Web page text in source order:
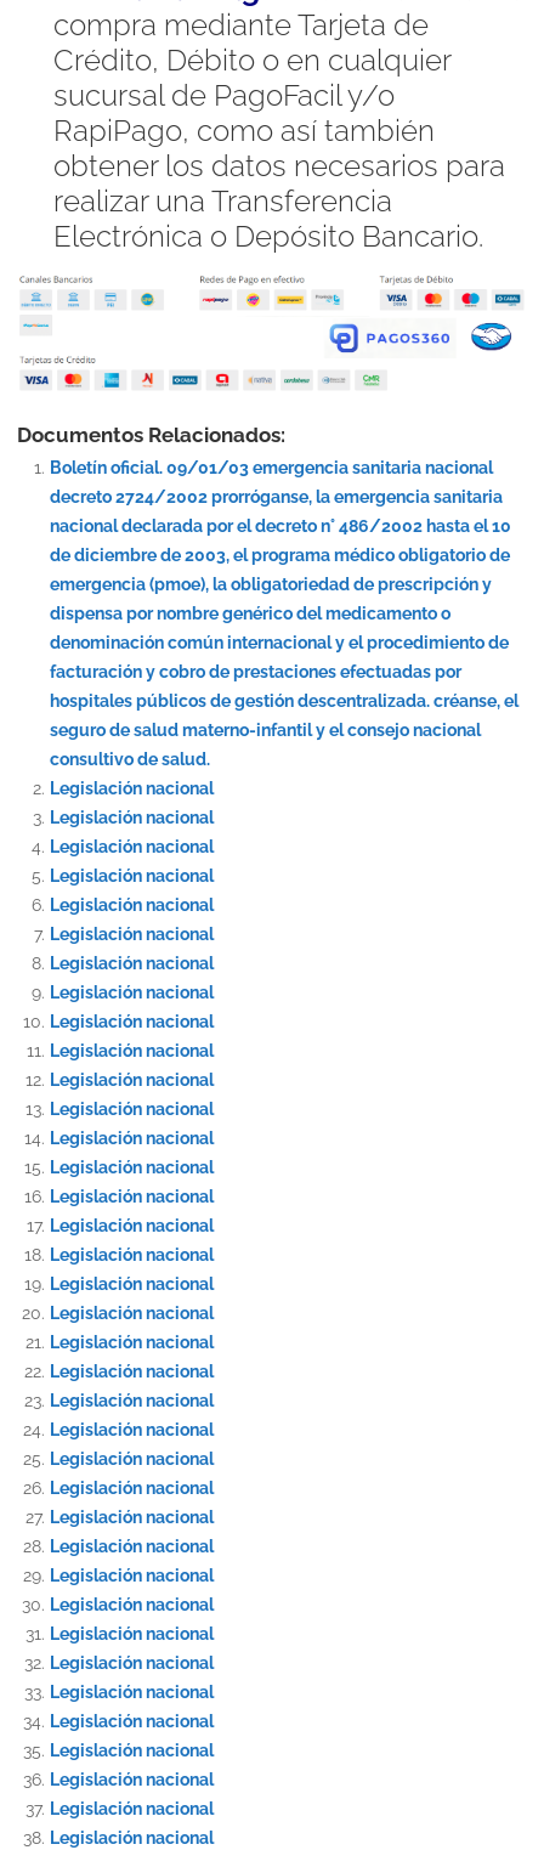
compra mediante Tarjeta de
Crédito, Débito o en cualquier
sucursal de PagoFacil y/o
RapiPago, como así también
obtener los datos necesarios para
realizar una Transferencia
Electrónica o Depósito Bancario.
Documentos Relacionados:
Boletín oficial. 09/01/03 emergencia sanitaria nacional
decreto 2724/2002 prorróganse, la emergencia sanitaria
nacional declarada por el decreto n° 486/2002 hasta el 10
de diciembre de 2003, el programa médico obligatorio de
emergencia (pmoe), la obligatoriedad de prescripción y
dispensa por nombre genérico del medicamento o
denominación común internacional y el procedimiento de
facturación y cobro de prestaciones efectuadas por
hospitales públicos de gestión descentralizada. créanse, el
seguro de salud materno-infantil y el consejo nacional
consultivo de salud.
Legislación nacional
Legislación nacional
Legislación nacional
Legislación nacional
Legislación nacional
Legislación nacional
Legislación nacional
Legislación nacional
Legislación nacional
Legislación nacional
Legislación nacional
Legislación nacional
Legislación nacional
Legislación nacional
Legislación nacional
Legislación nacional
Legislación nacional
Legislación nacional
Legislación nacional
Legislación nacional
Legislación nacional
Legislación nacional
Legislación nacional
Legislación nacional
Legislación nacional
Legislación nacional
Legislación nacional
Legislación nacional
Legislación nacional
Legislación nacional
Legislación nacional
Legislación nacional
Legislación nacional
Legislación nacional
Legislación nacional
Legislación nacional
Legislación nacional